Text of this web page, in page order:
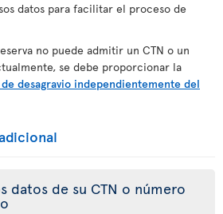
datos para facilitar el proceso de
no puede admitir un CTN o un
se debe proporcionar la
desagravio independientemente del
datos de su CTN o número